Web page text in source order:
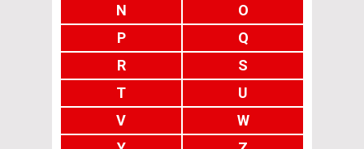
N
O
P
Q
R
S
T
U
V
W